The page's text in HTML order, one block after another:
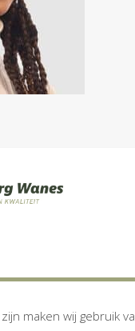
maken wij gebruik